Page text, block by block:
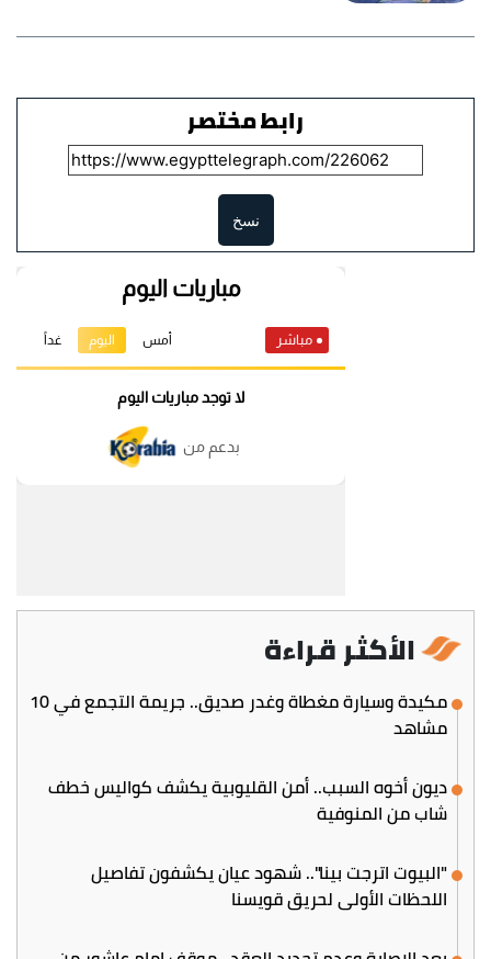
رابط مختصر
نسخ
الأكثر قراءة
مكيدة وسيارة مغطاة وغدر صديق.. جريمة التجمع في 10
مشاهد
ديون أخوه السبب.. أمن القليوبية يكشف كواليس خطف
شاب من المنوفية
"البيوت اترجت بينا".. شهود عيان يكشفون تفاصيل
اللحظات الأولى لحريق قويسنا